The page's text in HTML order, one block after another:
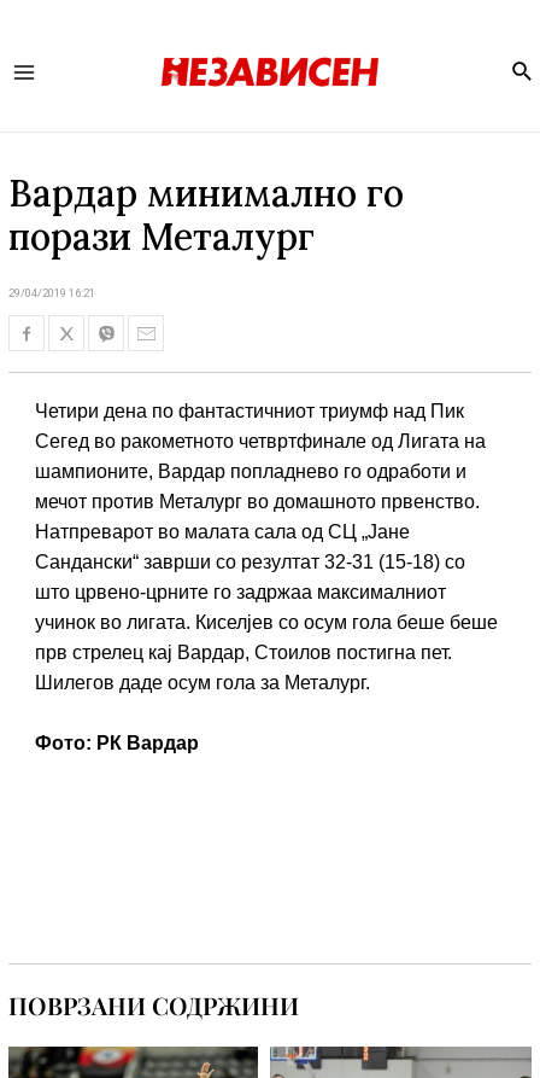
Вардар минимално го
порази Металург
29/04/2019 16:21
Четири дена по фантастичниот триумф над Пик
Сегед во ракометното четвртфинале од Лигата на
шампионите, Вардар попладнево го одработи и
мечот против Металург во домашното првенство.
Натпреварот во малата сала од СЦ „Јане
Сандански“ заврши со резултат 32-31 (15-18) со
што црвено-црните го задржаа максималниот
учинок во лигата. Киселјев со осум гола беше беше
прв стрелец кај Вардар, Стоилов постигна пет.
Шилегов даде осум гола за Металург.
Фото: РК Вардар
ПОВРЗАНИ СОДРЖИНИ